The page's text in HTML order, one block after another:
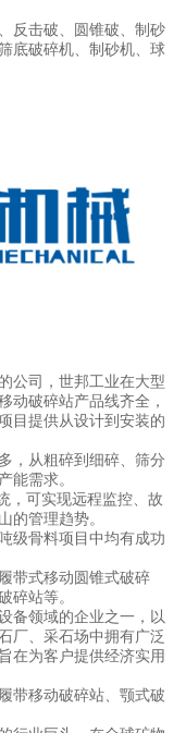
击破、圆锥破、制砂
底破碎机、制砂机、球
司，世邦工业在大型
动破碎站产品线齐全，
目提供从设计到安装的
从粗碎到细碎、筛分
能需求。
可实现远程监控、故
的管理趋势。
骨料项目中均有成功
式移动圆锥式破碎
碎站等。
领域的企业之一，以
厂、采石场中拥有广泛
在为客户提供经济实用
移动破碎站、颚式破